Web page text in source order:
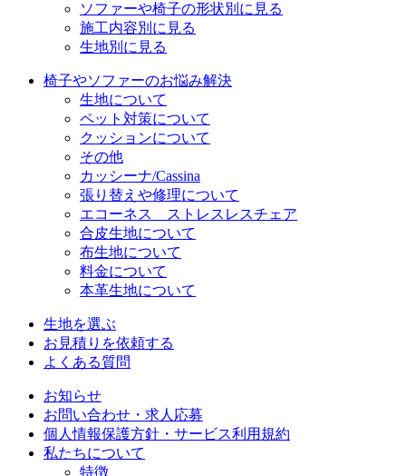
ソファーや椅子の形状別に見る
施工内容別に見る
生地別に見る
椅子やソファーのお悩み解決
生地について
ペット対策について
クッションについて
その他
カッシーナ/Cassina
張り替えや修理について
エコーネス ストレスレスチェア
合皮生地について
布生地について
料金について
本革生地について
生地を選ぶ
お見積りを依頼する
よくある質問
お知らせ
お問い合わせ・求人応募
個人情報保護方針・サービス利用規約
私たちについて
特徴